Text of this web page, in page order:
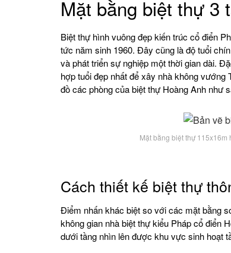
Mặt bằng biệt thự 3
Biệt thự hình vuông đẹp kiến trúc cổ điển
tức năm sinh 1960. Đây cũng là độ tuổi
và phát triển sự nghiệp một thời gian dài.
hợp tuổi đẹp nhất để xây nhà không
đồ các phòng của biệt thự Hoàng Anh như
Mặt bằng biệt thự
Cách thiết kế biệt thự
Điểm nhấn khác biệt so với các mặt bằng
không gian nhà biệt thự kiểu Pháp cổ điển
dưới tầng nhìn lên được khu vực sinh hoạt